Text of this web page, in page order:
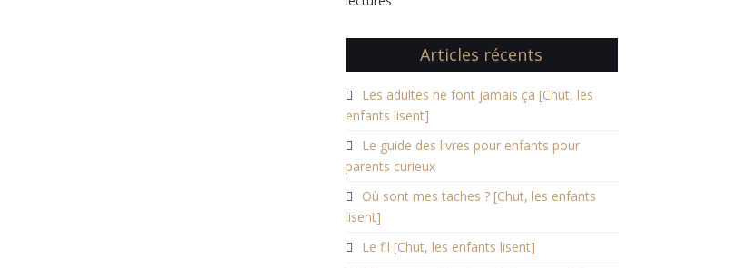
Articles récents
Les adultes ne font jamais ça [Chut, les
enfants lisent]
Le guide des livres pour enfants pour
parents curieux
Où sont mes taches ? [Chut, les enfants
lisent]
Le fil [Chut, les enfants lisent]